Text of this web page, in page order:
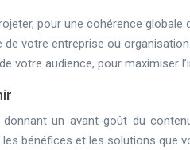
pour une cohérence
votre entreprise ou organisation.
votre audience, pour maximiser
un avant-goût du
bénéfices et les solutions que